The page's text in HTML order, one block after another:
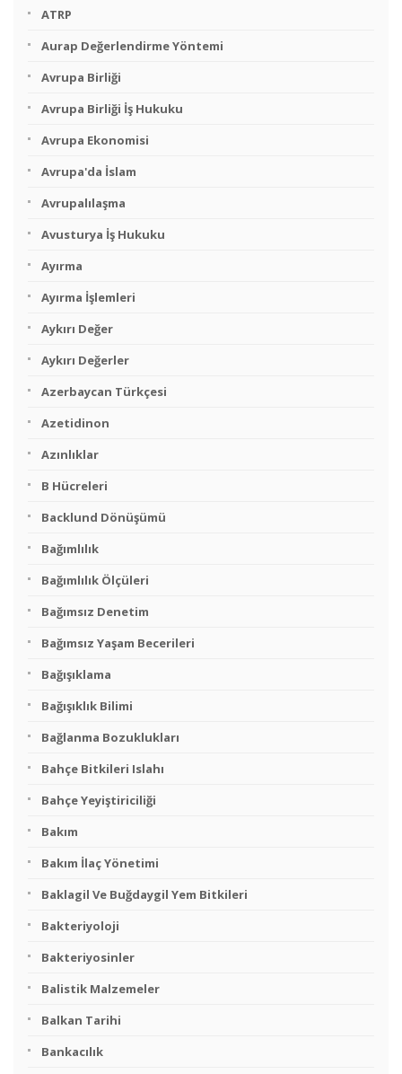
ATRP
Aurap Değerlendirme Yöntemi
Avrupa Birliği
Avrupa Birliği İş Hukuku
Avrupa Ekonomisi
Avrupa'da İslam
Avrupalılaşma
Avusturya İş Hukuku
Ayırma
Ayırma İşlemleri
Aykırı Değer
Aykırı Değerler
Azerbaycan Türkçesi
Azetidinon
Azınlıklar
B Hücreleri
Backlund Dönüşümü
Bağımlılık
Bağımlılık Ölçüleri
Bağımsız Denetim
Bağımsız Yaşam Becerileri
Bağışıklama
Bağışıklık Bilimi
Bağlanma Bozuklukları
Bahçe Bitkileri Islahı
Bahçe Yeyiştiriciliği
Bakım
Bakım İlaç Yönetimi
Baklagil Ve Buğdaygil Yem Bitkileri
Bakteriyoloji
Bakteriyosinler
Balistik Malzemeler
Balkan Tarihi
Bankacılık